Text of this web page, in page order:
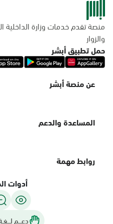
منصة تقدم خدمات وزارة الداخلية
والزوار
حمل تطبيق أبشر
عن منصة أبشر
المساعدة والدعم
روابط مهمة
أدوات
دعـــم